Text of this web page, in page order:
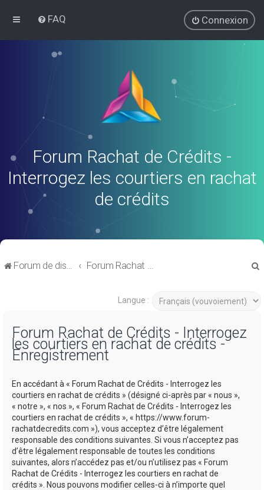
FAQ Connexion
Forum Rachat de Crédits -
Interrogez les courtiers en rachat
de crédits
Forum de discussions sur le Regroupement de Crédits et le Rachat de Crédits Forum Rachat de Crédits
Langue :
Forum Rachat de Crédits - Interrogez
les courtiers en rachat de crédits -
Enregistrement
En accédant à « Forum Rachat de Crédits - Interrogez les
courtiers en rachat de crédits » (désigné ci-après par « nous »,
« notre », « nos », « Forum Rachat de Crédits - Interrogez les
courtiers en rachat de crédits », « https://www.forum-
rachatdecredits.com »), vous acceptez d’être légalement
responsable des conditions suivantes. Si vous n’acceptez pas
d’être légalement responsable de toutes les conditions
suivantes, alors n’accédez pas et/ou n’utilisez pas « Forum
Rachat de Crédits - Interrogez les courtiers en rachat de
crédits ». Nous pouvons modifier celles-ci à n’importe quel